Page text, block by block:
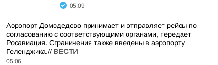
05:09
Аэропорт Домодедово принимает и отправляет рейсы по
согласованию с соответствующими органами, передает
Росавиация. Ограничения также введены в аэропорту
Геленджика.// ВЕСТИ
05:06